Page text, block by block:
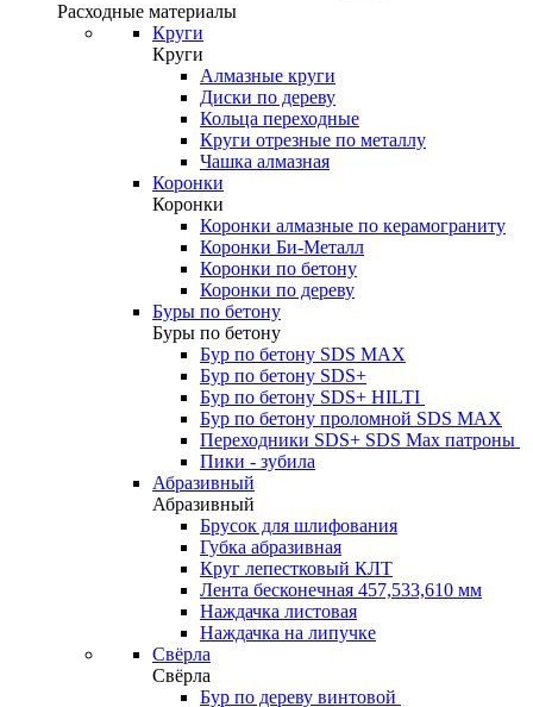
Расходные материалы
Круги
Круги
Алмазные круги
Диски по дереву
Кольца переходные
Круги отрезные по металлу
Чашка алмазная
Коронки
Коронки
Коронки алмазные по керамограниту
Коронки Би-Металл
Коронки по бетону
Коронки по дереву
Буры по бетону
Буры по бетону
Бур по бетону SDS MAX
Бур по бетону SDS+
Бур по бетону SDS+ HILTI
Бур по бетону проломной SDS MAX
Переходники SDS+ SDS Max патроны
Пики - зубила
Абразивный
Абразивный
Брусок для шлифования
Губка абразивная
Круг лепестковый КЛТ
Лента бесконечная 457,533,610 мм
Наждачка листовая
Наждачка на липучке
Свёрла
Свёрла
Бур по дереву винтовой